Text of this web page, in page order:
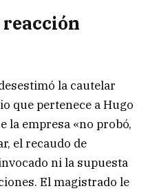
la cautelar
que pertenece a Hugo
la empresa «no probó,
el recaudo de
ni la supuesta
El magistrado le